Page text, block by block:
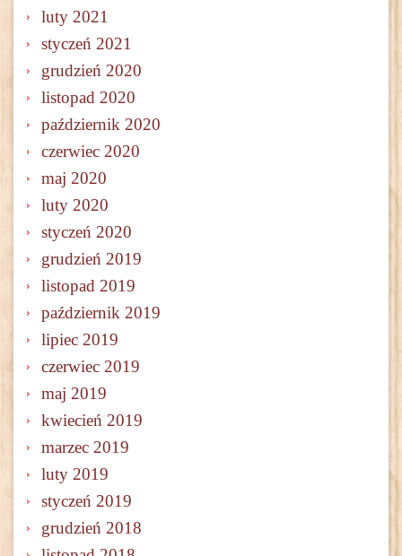
luty 2021
styczeń 2021
grudzień 2020
listopad 2020
październik 2020
czerwiec 2020
maj 2020
luty 2020
styczeń 2020
grudzień 2019
listopad 2019
październik 2019
lipiec 2019
czerwiec 2019
maj 2019
kwiecień 2019
marzec 2019
luty 2019
styczeń 2019
grudzień 2018